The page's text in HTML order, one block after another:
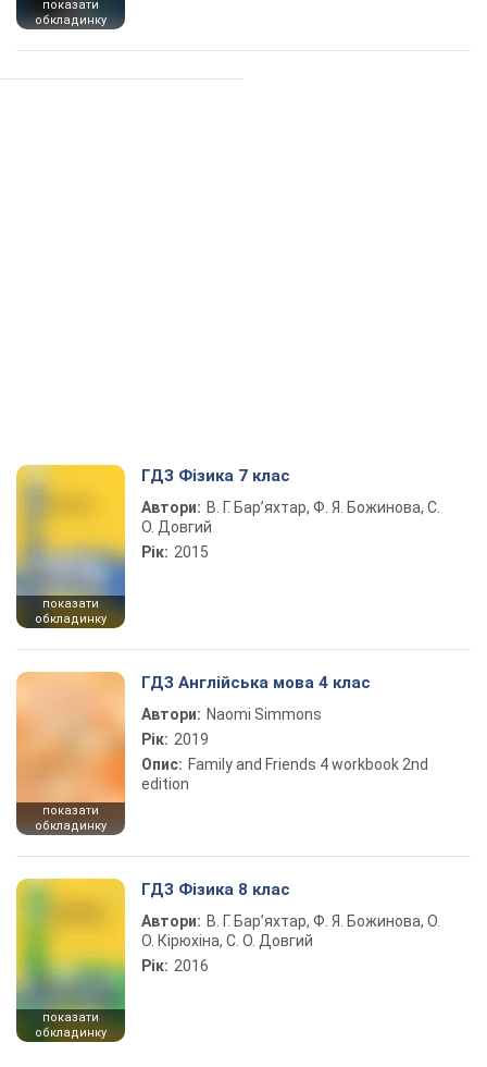
показати
обкладинку
показати
обкладинку
ГДЗ Фізика 7 клас
Автори: В. Г. Бар’яхтар, Ф. Я. Божинова, С.
О. Довгий
Рік: 2015
показати
обкладинку
ГДЗ Англійська мова 4 клас
Автори: Naomi Simmons
Рік: 2019
Опис: Family and Friends 4 workbook 2nd
edition
показати
обкладинку
ГДЗ Фізика 8 клас
Автори: В. Г. Бар’яхтар, Ф. Я. Божинова, О.
О. Кірюхіна, С. О. Довгий
Рік: 2016